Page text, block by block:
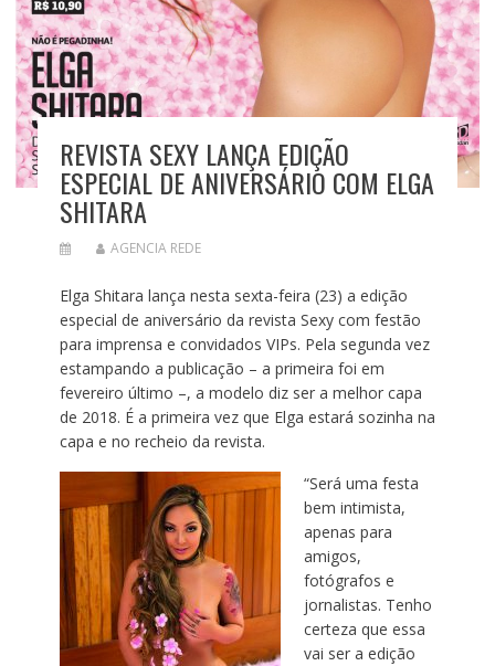
REVISTA SEXY LANÇA EDIÇÃO
ESPECIAL DE ANIVERSÁRIO COM ELGA
SHITARA
AGENCIA REDE
Elga Shitara lança nesta sexta-feira (23) a edição
especial de aniversário da revista Sexy com festão
para imprensa e convidados VIPs. Pela segunda vez
estampando a publicação – a primeira foi em
fevereiro último –, a modelo diz ser a melhor capa
de 2018. É a primeira vez que Elga estará sozinha na
capa e no recheio da revista.
“Será uma festa
bem intimista,
apenas para
amigos,
fotógrafos e
jornalistas. Tenho
certeza que essa
vai ser a edição